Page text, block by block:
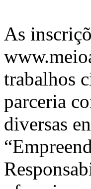
As
trabalhos
parceria
diversas